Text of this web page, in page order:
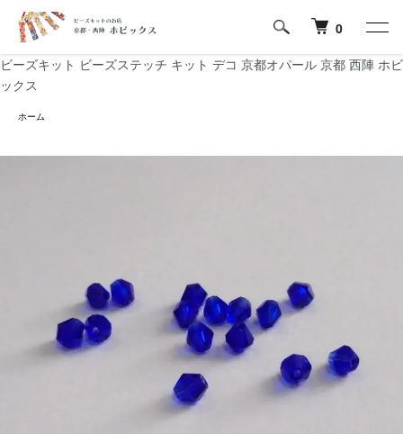
ビーズキット ビーズステッチ キット デコ 京都オパール 京都 西陣 ホビ
ックス
0
ホーム